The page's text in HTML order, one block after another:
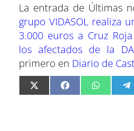
La entrada de Últimas
grupo VIDASOL realiza
3.000 euros a Cruz
los afectados de la
primero en Diario de
C
o
X
(
C
o
F
a
C
o
W
h
C
o